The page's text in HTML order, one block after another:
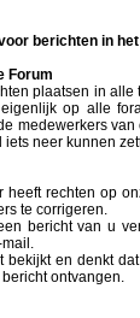
berichten in
Forum
plaatsen in
op alle
medewerkers
neer kunnen
heeft rechten op
te corrigeren.
bericht van u
bekijkt en denkt
ontvangen.